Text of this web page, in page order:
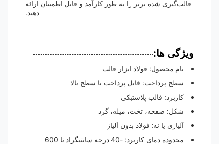
قالب‌گیری شده برتر را به طور کارآمد و قابل اطمینان ارائه
ویژگی ها:
نام محصول: فولاد ابزار قالب
سطح پرداخت: قابل پرداخت تا سطح بالا
کاربرد: قالب پلاستیکی
شکل: صفحه، تخت، میله، گرد
آلیاژی یا نه: فولاد بدون آلیاژ
محدوده دمای کاربرد: -40 درجه سانتیگراد تا 600